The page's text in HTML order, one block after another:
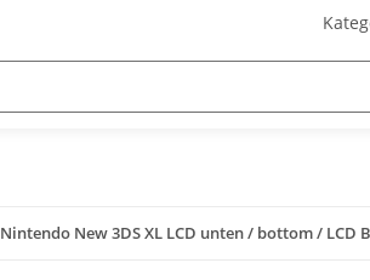
Nintendo New 3DS XL LCD unten / bottom /